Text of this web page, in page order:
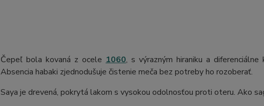
Čepeľ bola kovaná z ocele 1060, s výrazným hiraniku a
Absencia habaki zjednodušuje čistenie meča bez potreby ho rozoberať.
Saya je drevená, pokrytá lakom s vysokou odolnosťou proti oteru. Ako